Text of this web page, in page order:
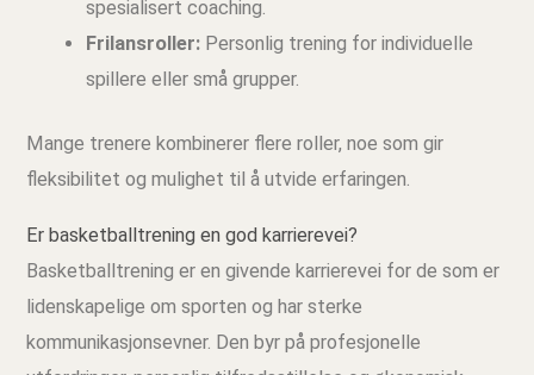
spesialisert coaching.
Frilansroller:Personlig trening for individuelle
spillere eller små grupper.
Mange trenere kombinerer flere roller, noe som gir
fleksibilitet og mulighet til å utvide erfaringen.
Er basketballtrening en god karrierevei?
Basketballtrening er en givende karrierevei for de som er
lidenskapelige om sporten og har sterke
kommunikasjonsevner. Den byr på profesjonelle